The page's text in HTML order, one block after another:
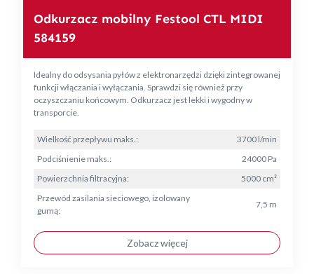
Odkurzacz mobilny Festool CTL MIDI
584159
Idealny do odsysania pyłów z elektronarzędzi dzięki zintegrowanej
funkcji włączania i wyłączania. Sprawdzi się również przy
oczyszczaniu końcowym. Odkurzacz jest lekki i wygodny w
transporcie.
Wielkość przepływu maks.:
3700 l/min
Podciśnienie maks.:
24000 Pa
Powierzchnia filtracyjna:
5000 cm²
Przewód zasilania sieciowego, izolowany
gumą:
7,5 m
Zobacz więcej